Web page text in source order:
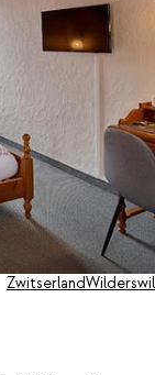
ZwitserlandWilderswil